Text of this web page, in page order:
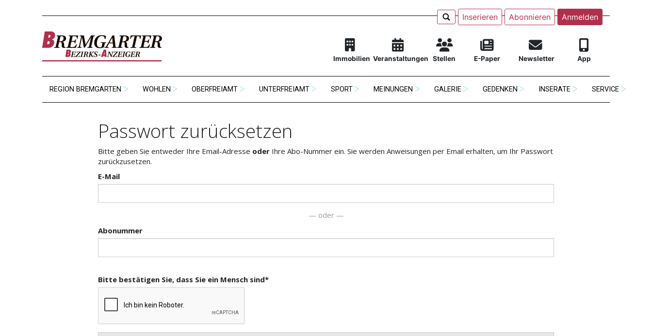
Inserieren Abonnieren Anmelden
Immobilien Veranstaltungen Stellen E-Paper Newsletter App
REGION BREMGARTEN WOHLEN OBERFREIAMT UNTERFREIAMT SPORT MEINUNGEN GALERIE GEDENKEN INSERATE SERVICE